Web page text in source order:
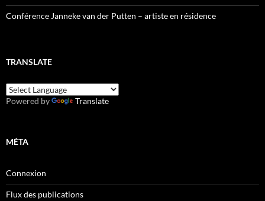
Conférence Janneke van der Putten – artiste en résidence
TRANSLATE
Powered by Translate
MÉTA
Connexion
Flux des publications